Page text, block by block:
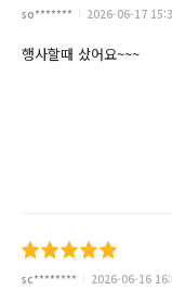
so******* 2026-06-17
행사할때 샀어요~~~
sc******** 2026-06-16